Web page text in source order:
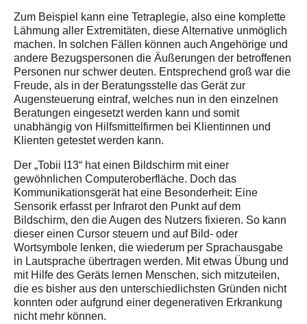
Zum Beispiel kann eine Tetraplegie, also eine komplette
Lähmung aller Extremitäten, diese Alternative unmöglich
machen. In solchen Fällen können auch Angehörige und
andere Bezugspersonen die Äußerungen der betroffenen
Personen nur schwer deuten. Entsprechend groß war die
Freude, als in der Beratungsstelle das Gerät zur
Augensteuerung eintraf, welches nun in den einzelnen
Beratungen eingesetzt werden kann und somit
unabhängig von Hilfsmittelfirmen bei Klientinnen und
Klienten getestet werden kann.
Der „Tobii I13“ hat einen Bildschirm mit einer
gewöhnlichen Computeroberfläche. Doch das
Kommunikationsgerät hat eine Besonderheit: Eine
Sensorik erfasst per Infrarot den Punkt auf dem
Bildschirm, den die Augen des Nutzers fixieren. So kann
dieser einen Cursor steuern und auf Bild- oder
Wortsymbole lenken, die wiederum per Sprachausgabe
in Lautsprache übertragen werden. Mit etwas Übung und
mit Hilfe des Geräts lernen Menschen, sich mitzuteilen,
die es bisher aus den unterschiedlichsten Gründen nicht
konnten oder aufgrund einer degenerativen Erkrankung
nicht mehr können.